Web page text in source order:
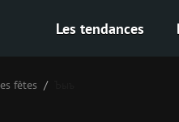
Les tendances
fêtes